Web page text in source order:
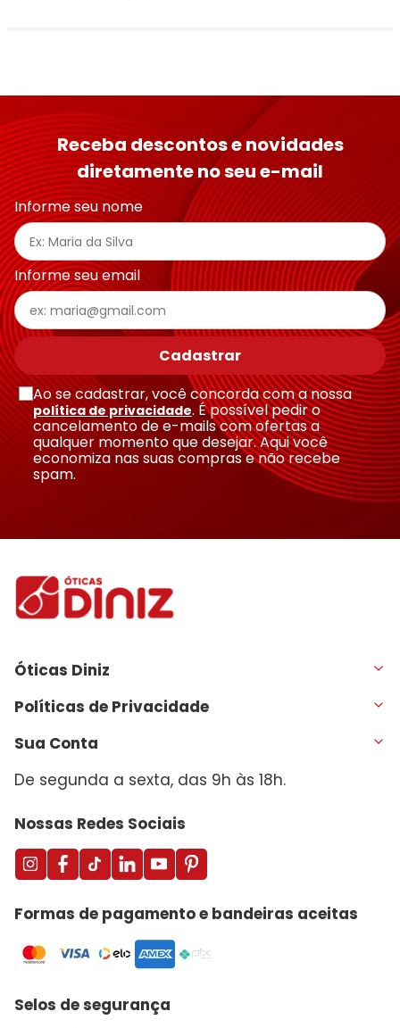
Receba descontos e novidades
diretamente no seu e-mail
Informe seu nome
Informe seu email
Cadastrar
Ao se cadastrar, você concorda com a nossa
política de privacidade. É possível pedir o
cancelamento de e-mails com ofertas a
qualquer momento que desejar. Aqui você
economiza nas suas compras e não recebe
spam.
Óticas Diniz
Políticas de Privacidade
Sua Conta
De segunda a sexta, das 9h às 18h.
Nossas Redes Sociais
Formas de pagamento e bandeiras aceitas
Selos de segurança